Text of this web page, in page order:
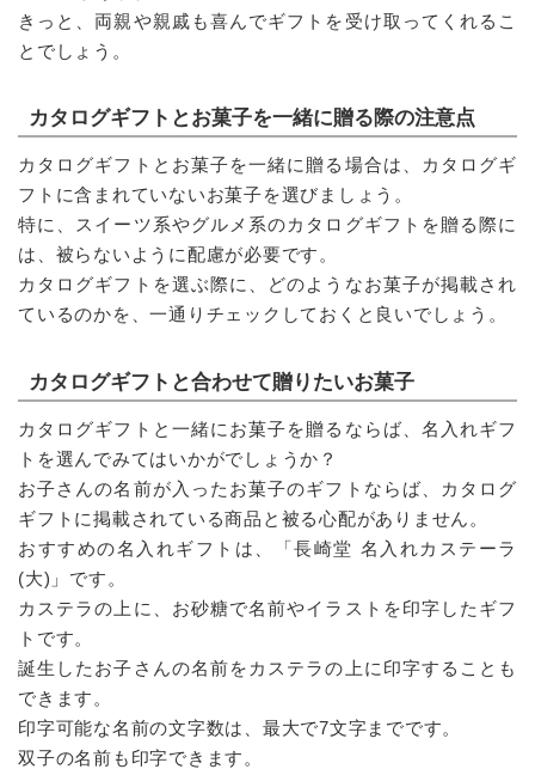
きっと、両親や親戚も喜んでギフトを受け取ってくれるこ
とでしょう。
カタログギフトとお菓子を一緒に贈る際の注意点
カタログギフトとお菓子を一緒に贈る場合は、カタログギ
フトに含まれていないお菓子を選びましょう。
特に、スイーツ系やグルメ系のカタログギフトを贈る際に
は、被らないように配慮が必要です。
カタログギフトを選ぶ際に、どのようなお菓子が掲載され
ているのかを、一通りチェックしておくと良いでしょう。
カタログギフトと合わせて贈りたいお菓子
カタログギフトと一緒にお菓子を贈るならば、名入れギフ
トを選んでみてはいかがでしょうか？
お子さんの名前が入ったお菓子のギフトならば、カタログ
ギフトに掲載されている商品と被る心配がありません。
おすすめの名入れギフトは、「長崎堂 名入れカステーラ
(大)」です。
カステラの上に、お砂糖で名前やイラストを印字したギフ
トです。
誕生したお子さんの名前をカステラの上に印字することも
できます。
印字可能な名前の文字数は、最大で7文字までです。
双子の名前も印字できます。